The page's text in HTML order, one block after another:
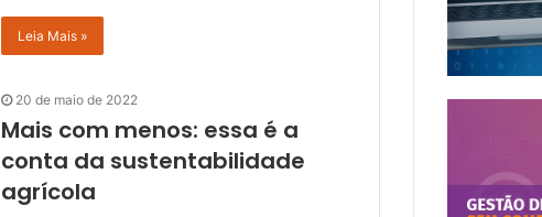
Leia Mais »
20 de maio de 2022
Mais com menos: essa é a
conta da sustentabilidade
agrícola